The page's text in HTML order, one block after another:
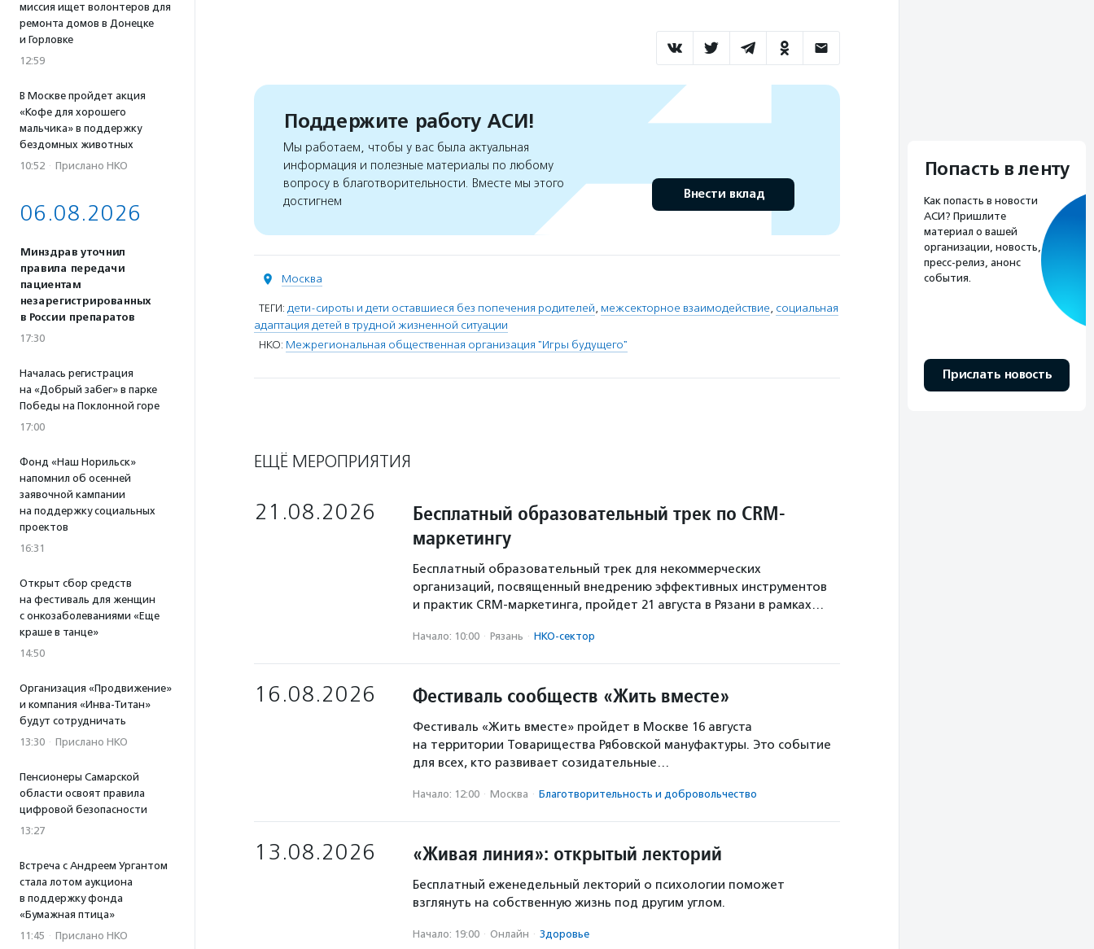
миссия ищет волонтеров для
ремонта домов в Донецке
и Горловке
12:59
В Москве пройдет акция
«Кофе для хорошего
мальчика» в поддержку
бездомных животных
10:52 · Прислано НКО
06.08.2026
Минздрав уточнил
правила передачи
пациентам
незарегистрированных
в России препаратов
17:30
Началась регистрация
на «Добрый забег» в парке
Победы на Поклонной горе
17:00
Фонд «Наш Норильск»
напомнил об осенней
заявочной кампании
на поддержку социальных
проектов
16:31
Открыт сбор средств
на фестиваль для женщин
с онкозаболеваниями «Еще
краше в танце»
14:50
Организация «Продвижение»
и компания «Инва-Титан»
будут сотрудничать
13:30 · Прислано НКО
Пенсионеры Самарской
области освоят правила
цифровой безопасности
13:27
Встреча с Андреем Ургантом
стала лотом аукциона
в поддержку фонда
«Бумажная птица»
11:45 · Прислано НКО
Поддержите работу АСИ!
Мы работаем, чтобы у вас была актуальная
информация и полезные материалы по любому
вопросу в благотворительности. Вместе мы этого
достигнем
Внести вклад
Москва
ТЕГИ: дети-сироты и дети оставшиеся без попечения родителей, межсекторное взаимодействие, социальная
адаптация детей в трудной жизненной ситуации
НКО: Межрегиональная общественная организация "Игры будущего"
ЕЩЁ МЕРОПРИЯТИЯ
21.08.2026
Бесплатный образовательный трек по CRM-
маркетингу
Бесплатный образовательный трек для некоммерческих
организаций, посвященный внедрению эффективных инструментов
и практик CRM-маркетинга, пройдет 21 августа в Рязани в рамках…
Начало: 10:00 · Рязань · НКО-сектор
16.08.2026 Фестиваль сообществ «Жить вместе»
Фестиваль «Жить вместе» пройдет в Москве 16 августа
на территории Товарищества Рябовской мануфактуры. Это событие
для всех, кто развивает созидательные…
Начало: 12:00 · Москва · Благотвори­тель­ность и доброволь­чест­во
13.08.2026 «Живая линия»: открытый лекторий
Бесплатный еженедельный лекторий о психологии поможет
взглянуть на собственную жизнь под другим углом.
Начало: 19:00 · Онлайн · Здоровье
Попасть в ленту
Как попасть в новости
АСИ? Пришлите
материал о вашей
организации, новость,
пресс-релиз, анонс
события.
Прислать новость